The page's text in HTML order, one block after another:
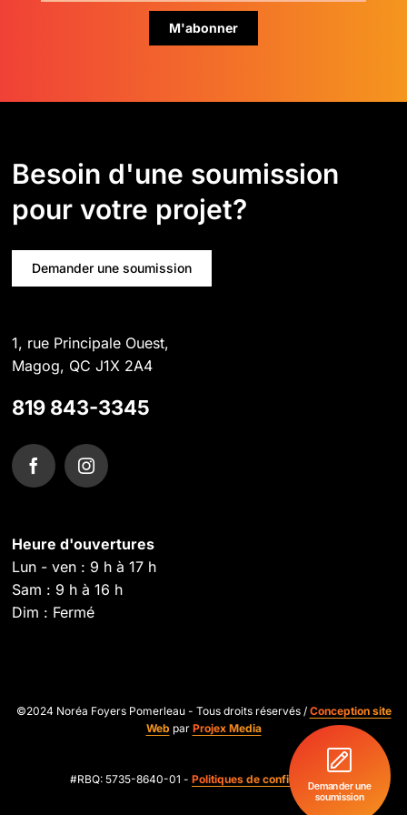
Besoin d'une soumission
pour votre projet?
Demander une soumission
1, rue Principale Ouest,
Magog, QC J1X 2A4
819 843-3345
Heure d'ouvertures
Lun - ven : 9 h à 17 h
Sam : 9 h à 16 h
Dim : Fermé
©2024 Noréa Foyers Pomerleau - Tous droits réservés / Conception site
Web par Projex Media
#RBQ: 5735-8640-01 - Politiques de confidentialité